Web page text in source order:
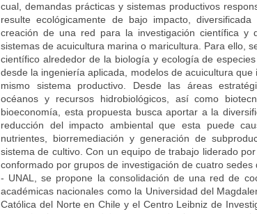
cual, demandas prácticas y sistemas productivos
resulte ecológicamente de bajo impacto,
creación de una red para la investigación científica y
sistemas de acuicultura marina o maricultura. Para ello,
científico alrededor de la biología y ecología de
desde la ingeniería aplicada, modelos de acuicultura
mismo sistema productivo. Desde las áreas
océanos y recursos hidrobiológicos, así como
bioeconomía, esta propuesta busca aportar a la
reducción del impacto ambiental que esta puede
nutrientes, biorremediación y generación de
sistema de cultivo. Con un equipo de trabajo liderado
conformado por grupos de investigación de cuatro
- UNAL, se propone la consolidación de una red de
académicas nacionales como la Universidad del
Católica del Norte en Chile y el Centro Leibniz de